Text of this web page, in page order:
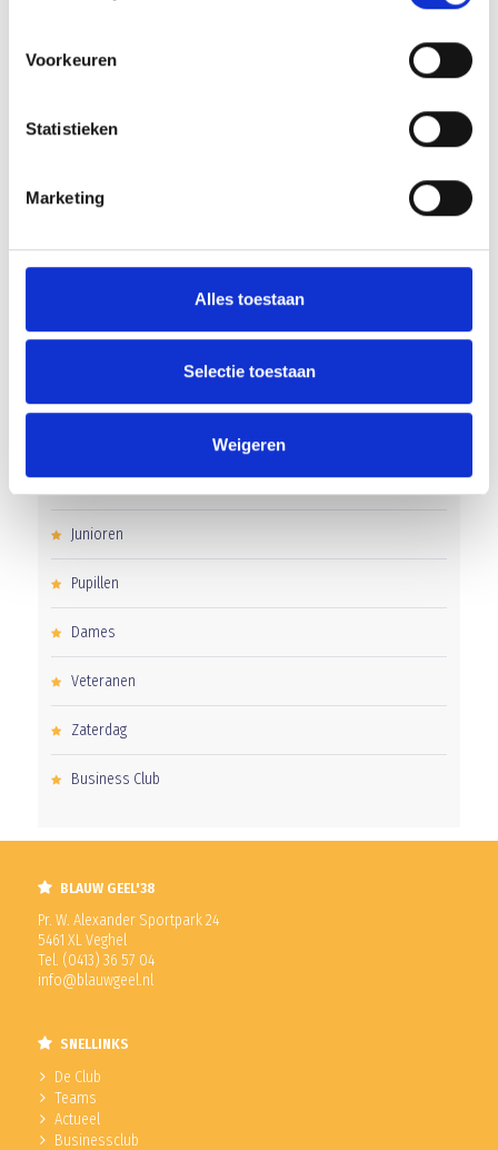
Voorkeuren
Statistieken
Marketing
Alles toestaan
Selectie toestaan
Weigeren
Groot onderhoud op ons sportpark
CATEGORIEËN
Junioren
Pupillen
Dames
Veteranen
Zaterdag
Business Club
BLAUW GEEL'38
Pr. W. Alexander Sportpark 24
5461 XL Veghel
Tel. (0413) 36 57 04
info@blauwgeel.nl
SNELLINKS
De Club
Teams
Actueel
Businessclub